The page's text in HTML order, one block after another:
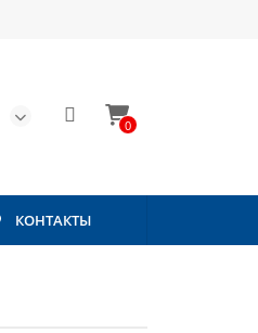
0
КОНТАКТЫ